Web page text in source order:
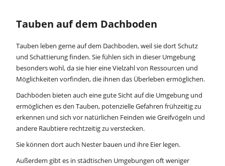
Tauben auf dem Dachboden
Tauben leben gerne auf dem Dachboden, weil sie dort Schutz
und Schattierung finden. Sie fühlen sich in dieser Umgebung
besonders wohl, da sie hier eine Vielzahl von Ressourcen und
Möglichkeiten vorfinden, die ihnen das Überleben ermöglichen.
Dachböden bieten auch eine gute Sicht auf die Umgebung und
ermöglichen es den Tauben, potenzielle Gefahren frühzeitig zu
erkennen und sich vor natürlichen Feinden wie Greifvögeln und
andere Raubtiere rechtzeitig zu verstecken.
Sie können dort auch Nester bauen und ihre Eier legen.
Außerdem gibt es in städtischen Umgebungen oft weniger